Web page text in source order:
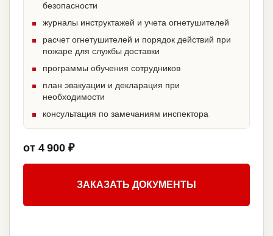
безопасности
журналы инструктажей и учета огнетушителей
расчет огнетушителей и порядок действий при
пожаре для службы доставки
программы обучения сотрудников
план эвакуации и декларация при
необходимости
консультация по замечаниям инспектора
от 4 900 ₽
ЗАКАЗАТЬ ДОКУМЕНТЫ